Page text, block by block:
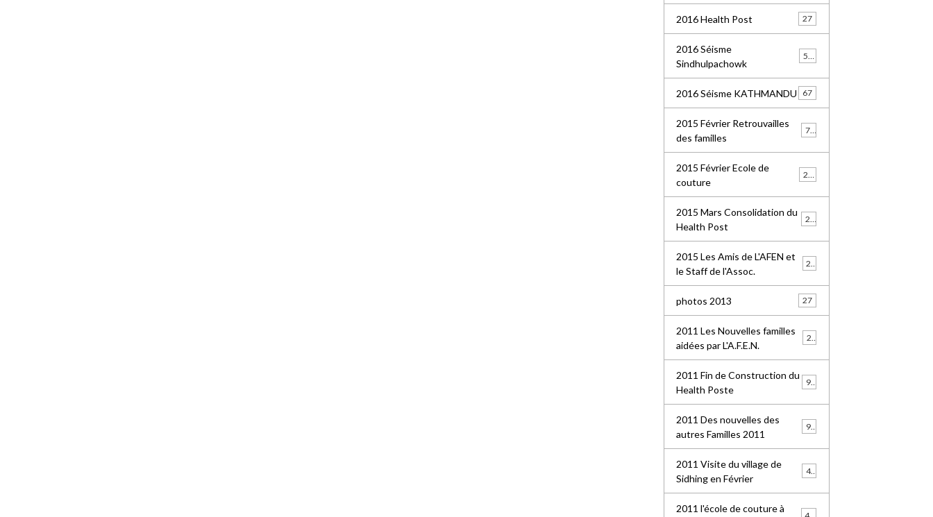
2016 Health Post 27
2016 Séisme
Sindhulpachowk
2016 Séisme KATHMANDU 67
2015 Février Retrouvailles
des familles
77
2015 Février Ecole de
couture
2015 Mars Consolidation du
Health Post
2015 Les Amis de L'AFEN et
le Staff de l'Assoc.
photos 2013 27
2011 Les Nouvelles familles
aidées par L'A.F.E.N.
2011 Fin de Construction du
Health Poste
99
2011 Des nouvelles des
autres Familles 2011
2011 Visite du village de
Sidhing en Février
41
2011 l'école de couture à
49